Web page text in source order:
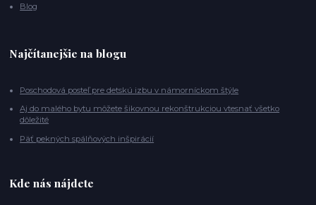
Blog
Najčítanejšie na blogu
Poschodová posteľ pre detskú izbu v námorníckom štýle
Aj do malého bytu môžete šikovnou rekonštrukciou vtesnať všetko
dôležité
Päť pekných spálňových inšpirácií
Kde nás nájdete